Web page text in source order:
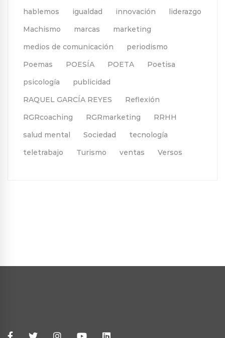
hablemos
igualdad innovación
liderazgo
Machismo
marcas
marketing
medios de comunicación
periodismo
Poemas
POESÍA POETA
Poetisa
psicología
publicidad
RAQUEL GARCÍA REYES
Reflexión
RGRcoaching
RGRmarketing
RRHH
salud mental
Sociedad
tecnología
teletrabajo
Turismo ventas Versos